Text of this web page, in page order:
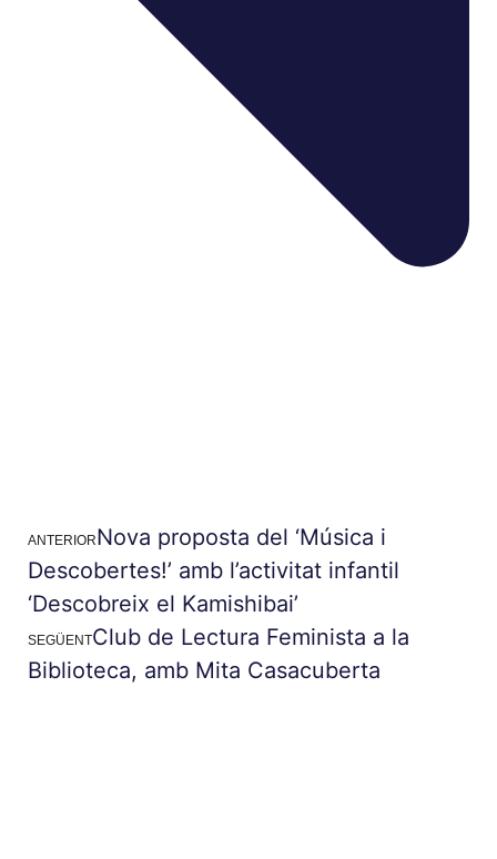
ANTERIORNova proposta del ‘Música i
Descobertes!’ amb l’activitat infantil
‘Descobreix el Kamishibai’
SEGÜENTClub de Lectura Feminista a la
Biblioteca, amb Mita Casacuberta